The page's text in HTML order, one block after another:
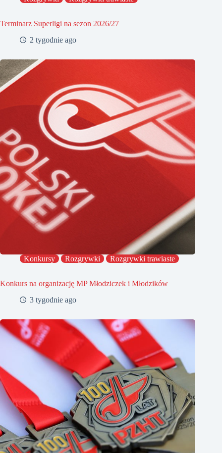
Terminarz Superligi na sezon 2026/27
2 tygodnie ago
Konkursy Rozgrywki Rozgrywki trawiaste
Konkurs na organizację MP Młodziczek i Młodzików
3 tygodnie ago